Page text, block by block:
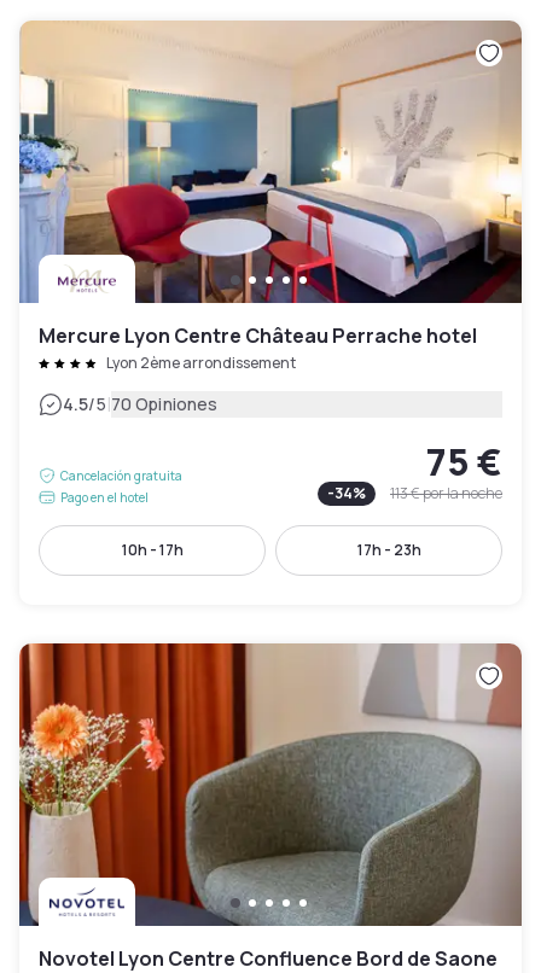
Mercure Lyon Centre Château Perrache hotel
Lyon 2ème arrondissement
4.5/5|70 Opiniones
Cancelación gratuita
Pago en el hotel
75 €
-34% 113 €por la noche
10h - 17h 17h - 23h
Novotel Lyon Centre Confluence Bord de Saone